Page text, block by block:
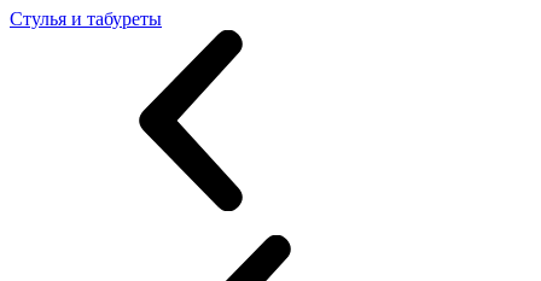
Стулья и табуреты